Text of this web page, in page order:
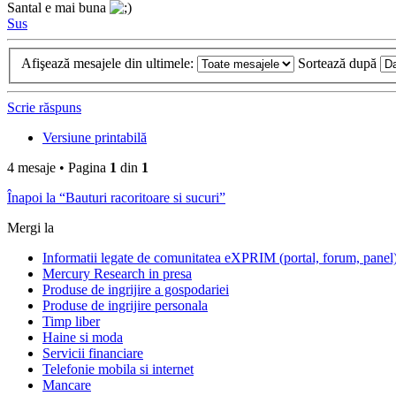
Santal e mai buna
Sus
Afişează mesajele din ultimele: Sortează după
Scrie răspuns
Versiune printabilă
4 mesaje • Pagina 1 din 1
Înapoi la “Bauturi racoritoare si sucuri”
Mergi la
Informatii legate de comunitatea eXPRIM (portal, forum,
Mercury Research in presa
Produse de ingrijire a gospodariei
Produse de ingrijire personala
Timp liber
Haine si moda
Servicii financiare
Telefonie mobila si internet
Mancare